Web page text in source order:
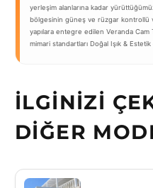
yerleşim alanlarına kadar
bölgesinin güneş ve rüzgar kontrollü
yapılara entegre edilen Veranda
mimari standartları Doğal Işık &
İLGINIZI
DIĞER